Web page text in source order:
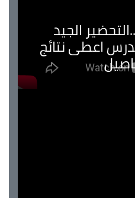
الجيد
اعطى نتائج